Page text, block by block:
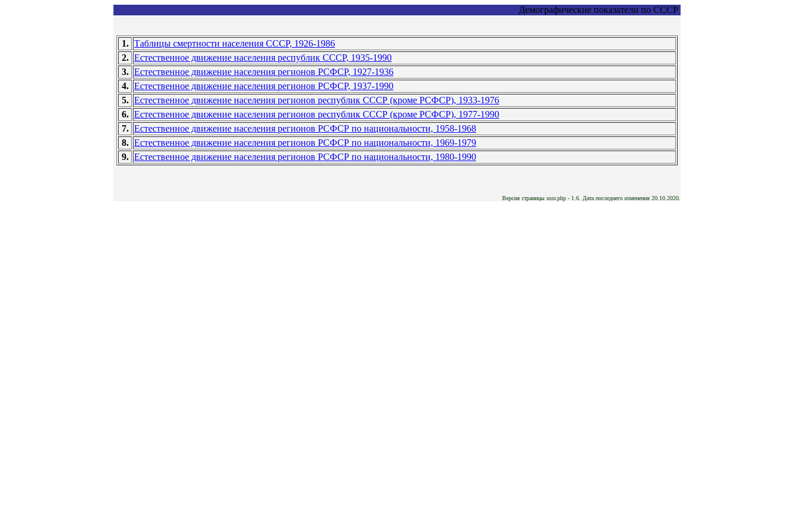
Демографические показатели по СССР
1. Таблицы смертности населения СССР, 1926-1986
2. Естественное движение населения республик СССР, 1935-1990
3. Естественное движение населения регионов РСФСР, 1927-1936
4. Естественное движение населения регионов РСФСР, 1937-1990
5. Естественное движение населения регионов республик СССР (кроме РСФСР), 1933-1976
6. Естественное движение населения регионов республик СССР (кроме РСФСР), 1977-1990
7. Естественное движение населения регионов РСФСР по национальности, 1958-1968
8. Естественное движение населения регионов РСФСР по национальности, 1969-1979
9. Естественное движение населения регионов РСФСР по национальности, 1980-1990
Версия страницы ussr.php - 1.6. Дата последнего изменения 20.10.2020.